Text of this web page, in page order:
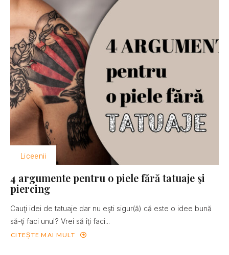
Liceenii
4 argumente pentru o piele fără tatuaje şi
piercing
Cauţi idei de tatuaje dar nu eşti sigur(ă) că este o idee bună
să-ţi faci unul? Vrei să îţi faci...
CITEȘTE MAI MULT